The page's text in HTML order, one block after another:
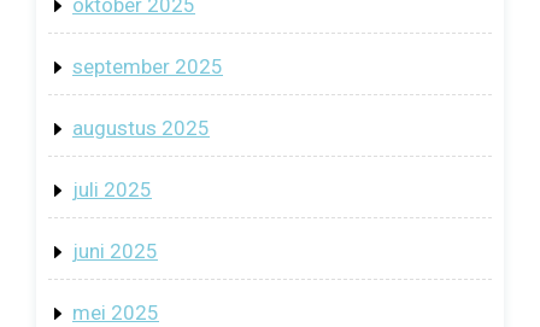
oktober 2025
september 2025
augustus 2025
juli 2025
juni 2025
mei 2025